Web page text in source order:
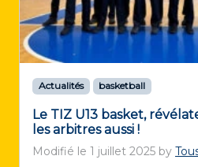
Actualités basketball
Le TIZ U13 basket,
les arbitres aussi !
Modifié le 1 juillet 2025 by